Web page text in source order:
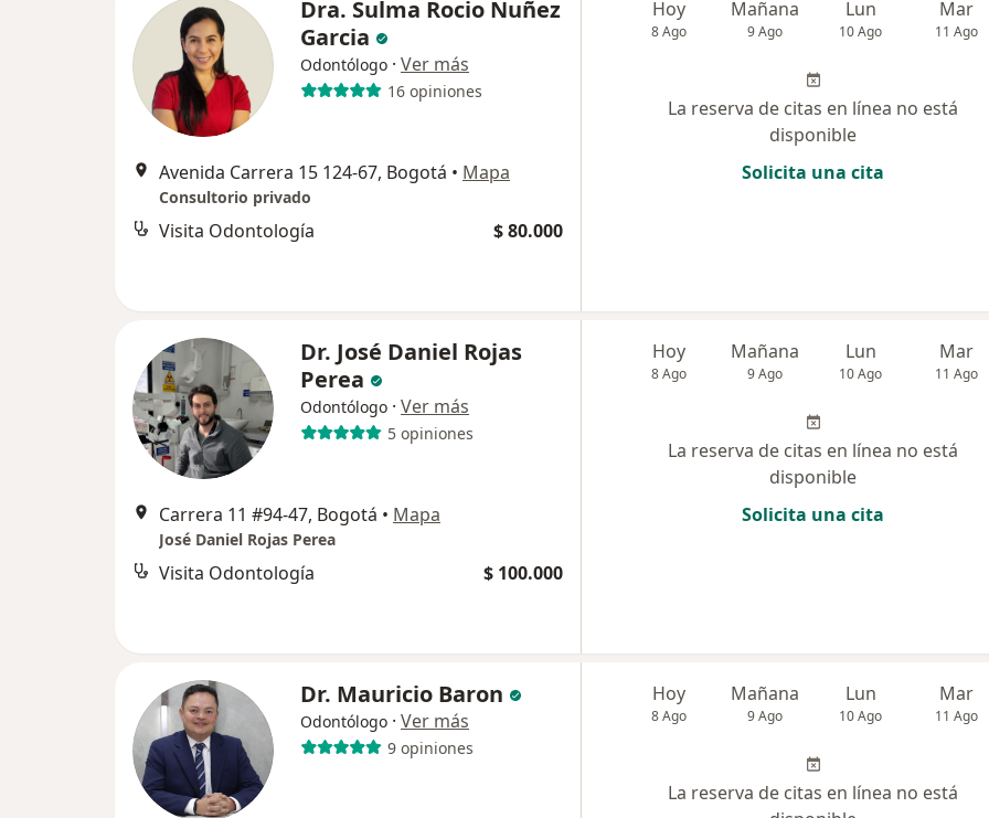
Dra. Sulma Rocio Nuñez
Garcia
Odontólogo · Ver más
16 opiniones
Avenida Carrera 15 124-67, Bogotá • Mapa
Consultorio privado
Visita Odontología $ 80.000
Hoy
8 Ago
Mañana
9 Ago
Lun
10 Ago
Mar
11 Ago
La reserva de citas en línea no está
disponible
Solicita una cita
Dr. José Daniel Rojas
Perea
Odontólogo · Ver más
5 opiniones
Carrera 11 #94-47, Bogotá • Mapa
José Daniel Rojas Perea
Visita Odontología $ 100.000
Hoy
8 Ago
Mañana
9 Ago
Lun
10 Ago
Mar
11 Ago
La reserva de citas en línea no está
disponible
Solicita una cita
Dr. Mauricio Baron
Odontólogo · Ver más
9 opiniones
Hoy
8 Ago
Mañana
9 Ago
Lun
10 Ago
Mar
11 Ago
La reserva de citas en línea no está